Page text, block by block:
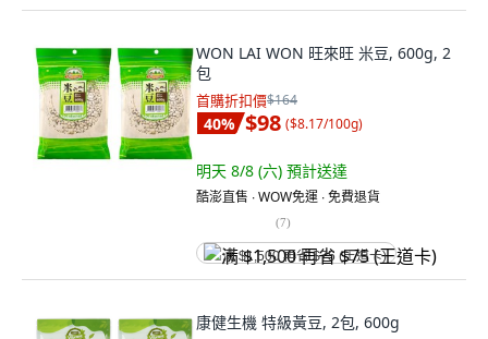
WON LAI WON 旺來旺 米豆, 600g, 2
包
首購折扣價$164
40% $98 ($8.17/100g)
明天 8/8 (六) 預計送達
酷澎直售 ∙ WOW免運 ∙ 免費退貨
(7)
满 $1,500 再省 $75 (王道卡)
康健生機 特級黃豆, 2包, 600g